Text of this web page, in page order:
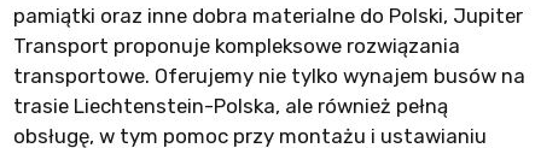
pamiątki oraz inne dobra materialne do Polski, Jupiter
Transport proponuje kompleksowe rozwiązania
transportowe. Oferujemy nie tylko wynajem busów na
trasie Liechtenstein-Polska, ale również pełną
obsługę, w tym pomoc przy montażu i ustawianiu